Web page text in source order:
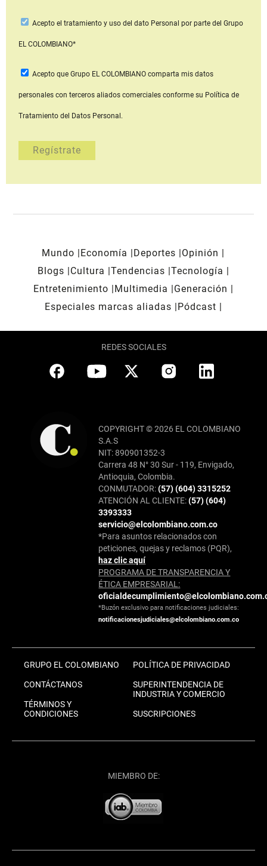
Acepto el tratamiento y uso del dato Personal por parte del Grupo
EL COLOMBIANO*
Acepto que Grupo EL COLOMBIANOcomparta mis datos
personales con terceros aliados comerciales conforme su Política de
Tratamiento del Datos Personal.
Mundo Economía Deportes
Opinión
Blogs
Cultura Tendencias Tecnología
Entretenimiento
Multimedia
Generación
Especiales marcas aliadas
Pódcast
REDES SOCIALES
COPYRIGHT © 2026 EL COLOMBIANO
S.A.S
NIT: 890901352-3
Carrera 48 N° 30 Sur - 119, Envigado,
Antioquia, Colombia.
CONMUTADOR:(57) (604) 3315252
ATENCIÓN AL CLIENTE:(57) (604)
3393333
servicio@elcolombiano.com.co
*Para asuntos relacionados con
peticiones, quejas y reclamos (PQR),
haz clic aquí
PROGRAMA DE TRANSPARENCIA Y
ÉTICA EMPRESARIAL:
*Buzón exclusivo para notificaciones judiciales:
notificacionesjudiciales@elcolombiano.com.co
GRUPO EL COLOMBIANO
CONTÁCTANOS
TÉRMINOS Y
CONDICIONES
POLÍTICA DE PRIVACIDAD
SUPERINTENDENCIA DE
INDUSTRIA Y COMERCIO
SUSCRIPCIONES
MIEMBRO DE: